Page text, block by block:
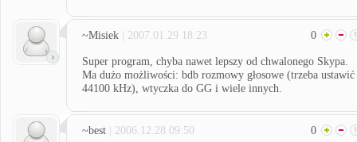
~Misiek | 2007.01.29 18:23 0
Super program, chyba nawet lepszy od chwalonego Skypa.
Ma dużo możliwości: bdb rozmowy głosowe (trzeba ustawić
44100 kHz), wtyczka do GG i wiele innych.
~best | 2006.12.28 09:50 0